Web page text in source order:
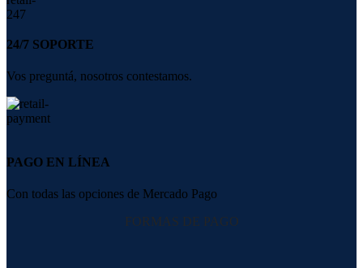
24/7 SOPORTE
Vos preguntá, nosotros contestamos.
PAGO EN LÍNEA
Con todas las opciones de Mercado Pago
FORMAS DE PAGO